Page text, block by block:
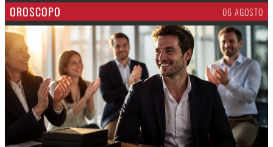
OROSCOPO 06 AGOSTO